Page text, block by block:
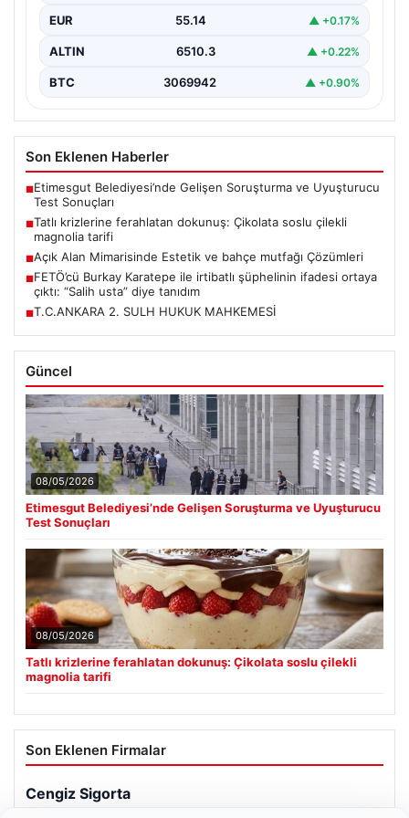
EUR 55.14 ▲ +0.17%
ALTIN 6510.3 ▲ +0.22%
BTC 3069942 ▲ +0.90%
Son Eklenen Haberler
■Etimesgut Belediyesi’nde Gelişen Soruşturma ve Uyuşturucu
Test Sonuçları
■Tatlı krizlerine ferahlatan dokunuş: Çikolata soslu çilekli
magnolia tarifi
■Açık Alan Mimarisinde Estetik ve bahçe mutfağı Çözümleri
■FETÖ’cü Burkay Karatepe ile irtibatlı şüphelinin ifadesi ortaya
çıktı: “Salih usta” diye tanıdım
■T.C.ANKARA 2. SULH HUKUK MAHKEMESİ
Güncel
08/05/2026
Etimesgut Belediyesi’nde Gelişen Soruşturma ve Uyuşturucu
Test Sonuçları
08/05/2026
Tatlı krizlerine ferahlatan dokunuş: Çikolata soslu çilekli
magnolia tarifi
Son Eklenen Firmalar